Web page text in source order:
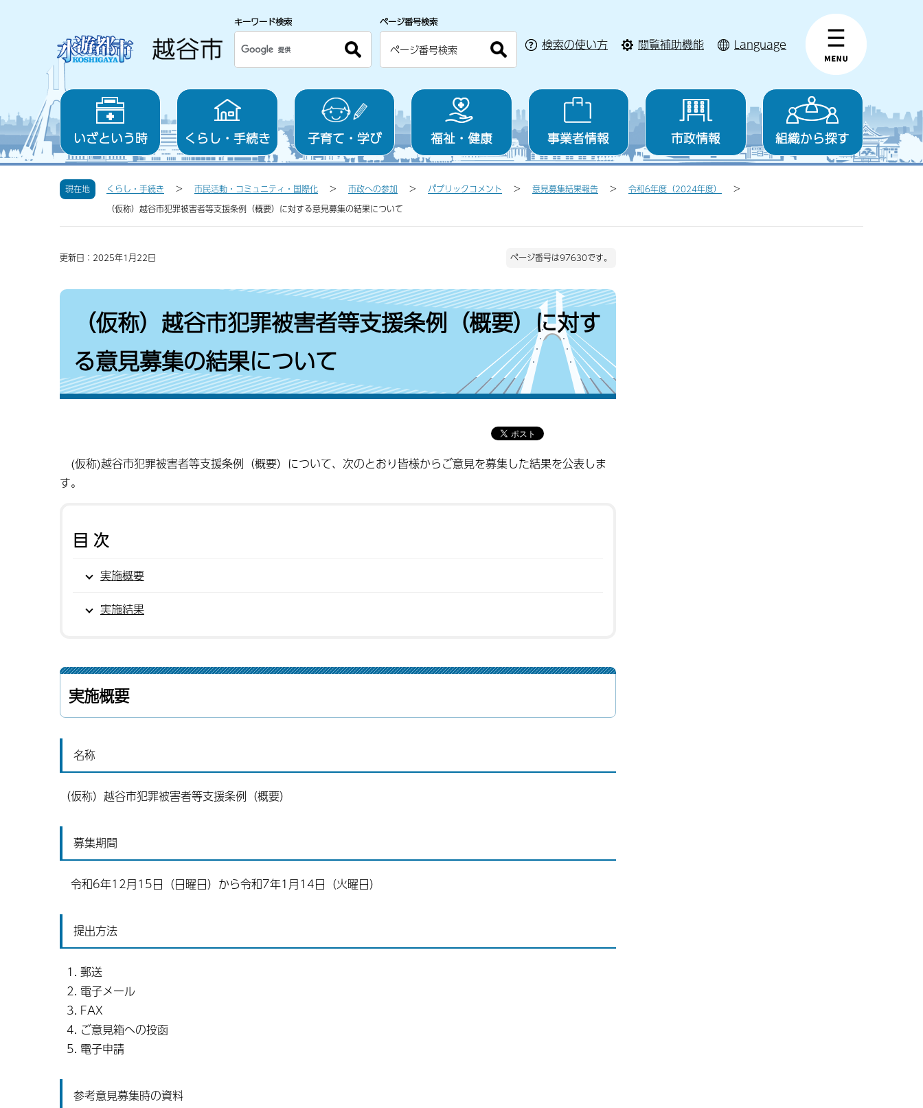
キーワード検索 ページ番号検索
検索の使い方 閲覧補助機能 Language
いざという時 くらし・手続き 子育て・学び 福祉・健康 事業者情報 市政情報 組織から探す
現在地 くらし・手続き 市民活動・コミュニティ・国際化 市政への参加 パブリックコメント 意見募集結果報告
令和6年度（2024年度）
（仮称）越谷市犯罪被害者等支援条例（概要）に対する意見募集の結果について
更新日：2025年1月22日 ページ番号は97630です。
（仮称）越谷市犯罪被害者等支援条例（概要）に対す
る意見募集の結果について
(仮称)越谷市犯罪被害者等支援条例（概要）について、次のとおり皆様からご意見を募集した結果を公表しま
す。
目次
実施概要
実施結果
実施概要
名称
（仮称）越谷市犯罪被害者等支援条例（概要）
募集期間
令和6年12月15日（日曜日）から令和7年1月14日（火曜日）
提出方法
郵送
電子メール
FAX
ご意見箱への投函
電子申請
参考意見募集時の資料